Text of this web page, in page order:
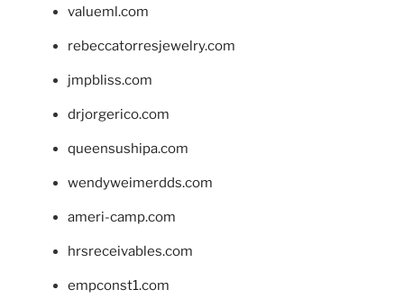
valueml.com
rebeccatorresjewelry.com
jmpbliss.com
drjorgerico.com
queensushipa.com
wendyweimerdds.com
ameri-camp.com
hrsreceivables.com
empconst1.com